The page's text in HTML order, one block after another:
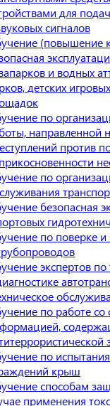
для
сигналов
(повышение
и водных
детских
по
направленной
против
по
безопасная
по поверке и
экспертов
по работе со
по
крыш
способам
применения